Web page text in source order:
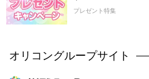
プレゼント特集
オリコングループサイト